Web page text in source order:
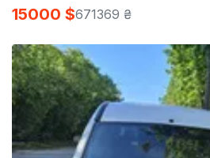
15000 $671369 ₴